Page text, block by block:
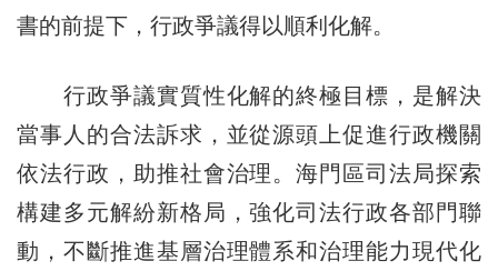
書的前提下，行政爭議得以順利化解。
行政爭議實質性化解的終極目標，是解決
當事人的合法訴求，並從源頭上促進行政機關
依法行政，助推社會治理。海門區司法局探索
構建多元解紛新格局，強化司法行政各部門聯
動，不斷推進基層治理體系和治理能力現代化